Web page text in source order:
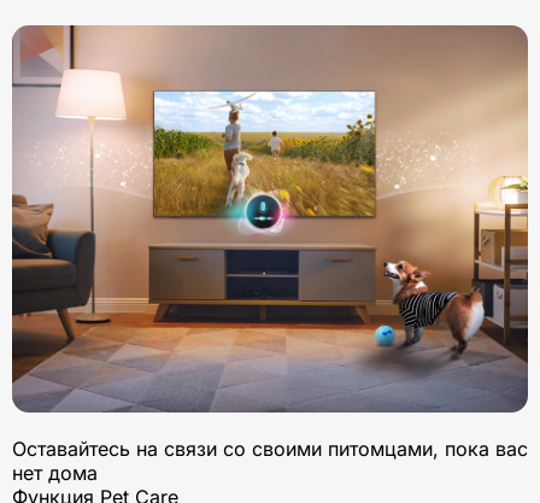
Оставайтесь на связи со своими питомцами, пока вас
нет дома
Функция Pet Care